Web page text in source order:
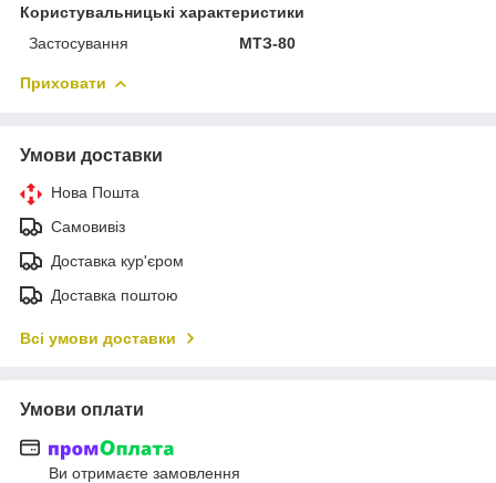
Користувальницькі характеристики
Застосування
МТЗ-80
Приховати
Умови доставки
Нова Пошта
Самовивіз
Доставка кур'єром
Доставка поштою
Всі умови доставки
Умови оплати
Ви отримаєте замовлення